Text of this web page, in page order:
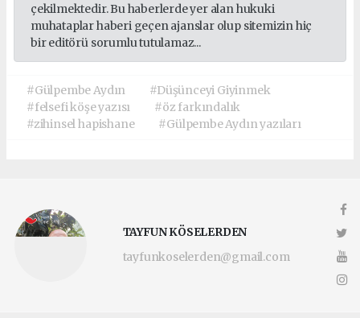
çekilmektedir. Bu haberlerde yer alan hukuki
muhataplar haberi geçen ajanslar olup sitemizin hiç
bir editörü sorumlu tutulamaz...
#Gülpembe Aydın
#Düşünceyi Giyinmek
#felsefi köşe yazısı
#öz farkındalık
#zihinsel hapishane
#Gülpembe Aydın yazıları
TAYFUN KÖSELERDEN
tayfunkoselerden@gmail.com